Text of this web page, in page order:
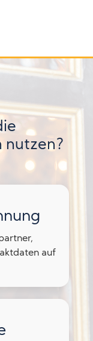
nutzen?
auf